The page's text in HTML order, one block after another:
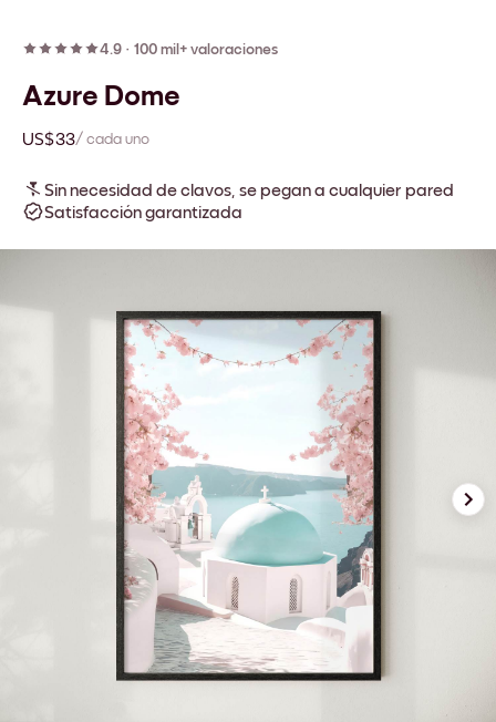
4.9 · 100 mil+ valoraciones
Azure Dome
US$33/ cada uno
Sin necesidad de clavos, se pegan a cualquier pared
Satisfacción garantizada